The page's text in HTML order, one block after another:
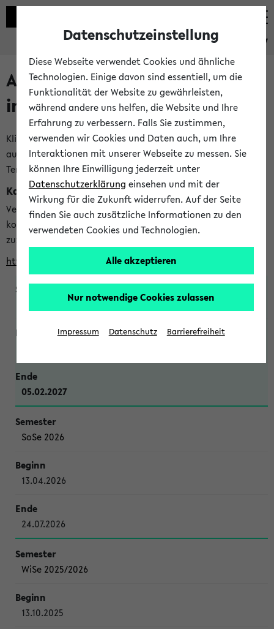
eKVV
Alle veröffentlichten Semester
im eKVV
Klicken Sie auf das Semester, welches Sie für Ihre Sitzung
auswählen möchten. Bitte beachten Sie auch die weiteren
Termine imKalender der Lehrplanung
Kalenderintegration
Verwenden Sie die folgende Adresse, um mit einer
kompatiblen Kalenderanwendung auf die Vorlesungszeiten
zuzugreifen (nähere Informationen
finden Sie hier
https://ekvv.uni-bielefeld.de/ws/calendar?vz
WiSe 2026/2027
05.02.2027
SoSe 2026
13.04.2026
24.07.2026
WiSe 2025/2026
13.10.2025
Datenschutzeinstellung
Diese Webseite verwendet Cookies und ähnliche
Technologien. Einige davon sind essentiell, um die
Funktionalität der Website zu gewährleisten,
während andere uns helfen, die Website und Ihre
Erfahrung zu verbessern. Falls Sie zustimmen,
verwenden wir Cookies und Daten auch, um Ihre
Interaktionen mit unserer Webseite zu messen. Sie
können Ihre Einwilligung jederzeit unter
Datenschutzerklärung einsehen und mit der
Wirkung für die Zukunft widerrufen. Auf der Seite
finden Sie auch zusätzliche Informationen zu den
verwendeten Cookies und Technologien.
Alle akzeptieren
Nur notwendige Cookies zulassen
Impressum Datenschutz Barrierefreiheit